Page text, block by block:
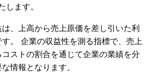
します。
、上高から売上原価を差し引いた利
。 企業の収益性を測る指標で、売上
ストの割合を通じて企業の業績を分
情報となります。